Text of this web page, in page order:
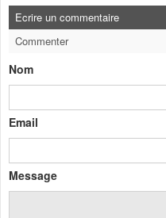
Ecrire un commentaire
Commenter
Nom
Email
Message